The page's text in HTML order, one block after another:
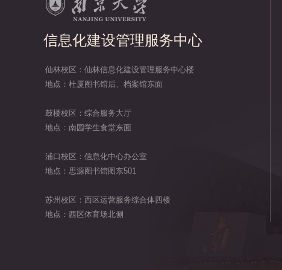
信息化建设管理服务中心
仙林校区：仙林信息化建设管理服务中心楼
地点：杜厦图书馆后、档案馆东面
鼓楼校区：综合服务大厅
地点：南园学生食堂东面
浦口校区：信息化中心办公室
地点：思源图书馆图东501
苏州校区：西区运营服务综合体四楼
地点：西区体育场北侧